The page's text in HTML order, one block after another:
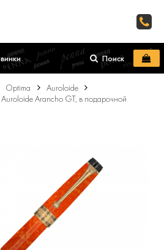
Поиск
Optima
Auroloide
Arancho GT, в подарочной